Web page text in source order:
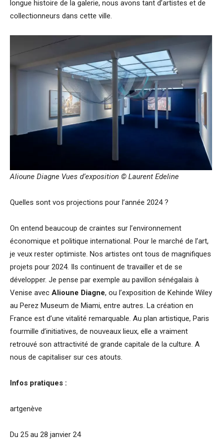
longue histoire de la galerie, nous avons tant d’artistes et de
collectionneurs dans cette ville.
Alioune Diagne Vues d’exposition © Laurent Edeline
Quelles sont vos projections pour l’année 2024 ?
On entend beaucoup de craintes sur l’environnement
économique et politique international. Pour le marché de l’art,
je veux rester optimiste. Nos artistes ont tous de magnifiques
projets pour 2024. Ils continuent de travailler et de se
développer. Je pense par exemple au pavillon sénégalais à
Venise avec Alioune Diagne, ou l’exposition de Kehinde Wiley
au Perez Museum de Miami, entre autres. La création en
France est d’une vitalité remarquable. Au plan artistique, Paris
fourmille d’initiatives, de nouveaux lieux, elle a vraiment
retrouvé son attractivité de grande capitale de la culture. A
nous de capitaliser sur ces atouts.
Infos pratiques :
artgenève
Du 25 au 28 janvier 24